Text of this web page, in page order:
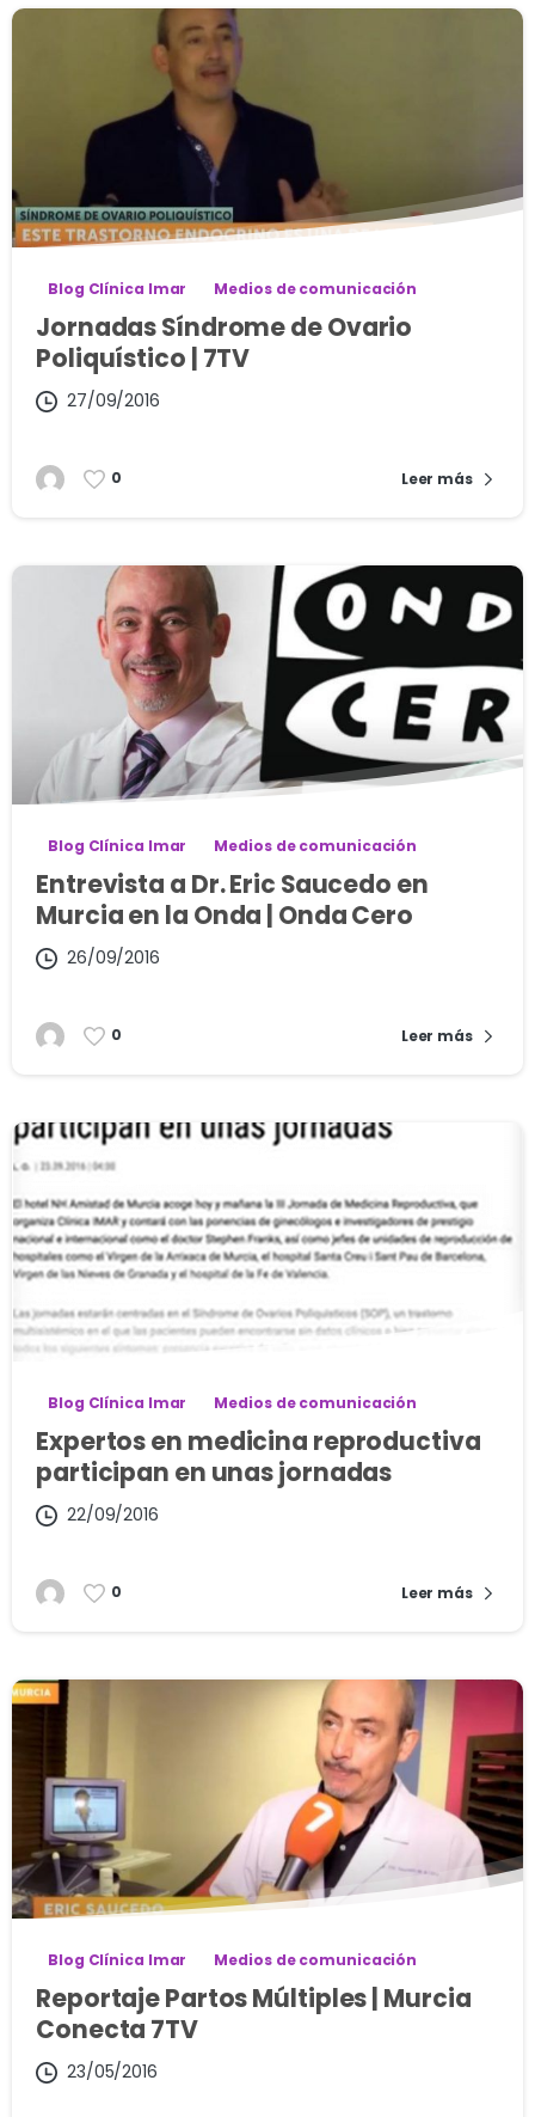
Blog Clínica Imar Medios de comunicación
Jornadas Síndrome de Ovario
Poliquístico | 7TV
27/09/2016
0 Leer más
Blog Clínica Imar Medios de comunicación
Entrevista a Dr. Eric Saucedo en
Murcia en la Onda | Onda Cero
26/09/2016
0 Leer más
Blog Clínica Imar Medios de comunicación
Expertos en medicina reproductiva
participan en unas jornadas
22/09/2016
0 Leer más
Blog Clínica Imar Medios de comunicación
Reportaje Partos Múltiples | Murcia
Conecta 7TV
23/05/2016